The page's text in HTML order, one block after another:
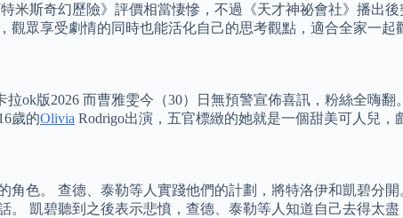
米斯奇幻歷險》評價相當悽慘，不過《天才神祕會社》播出
眾享受劇情的同時也能活化自己的思考觀點，適合全家一起
版2026 而曹雅雯今（30）日無預警宣佈喜訊，粉絲全嗨翻
歲的Olivia Rodrigo出演，五官標緻的她就是一個甜美可人兒，
色。 查德、泰勒等人實踐他們的計劃，將特洛伊和凱碧分
凱碧聽到之後表示悲憤，查德、泰勒等人知道自己去得太